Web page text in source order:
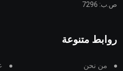
ص.ب: 7296
روابط متنوعة
من نحن